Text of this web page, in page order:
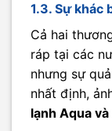
1.3. Sự khác
Cả hai
ráp tại các
nhưng sự
nhất định,
lạnh Aqua